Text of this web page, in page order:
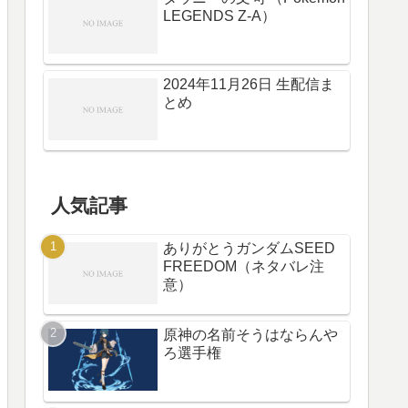
LEGENDS Z-A）
2024年11月26日 生配信ま
とめ
人気記事
ありがとうガンダムSEED
FREEDOM（ネタバレ注
意）
原神の名前そうはならんや
ろ選手権